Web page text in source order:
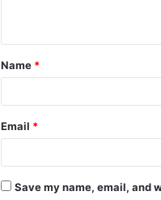
Name *
Email *
Save my name, email, and